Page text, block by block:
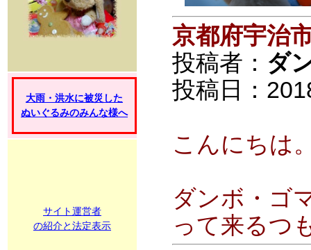
大雨・洪水に被災した
ぬいぐるみのみんな様へ
サイト運営者
の紹介と法定表示
京都府宇治
投稿者： ダ
投稿日：
こんにちは
ダンボ・ゴ
って来るつ